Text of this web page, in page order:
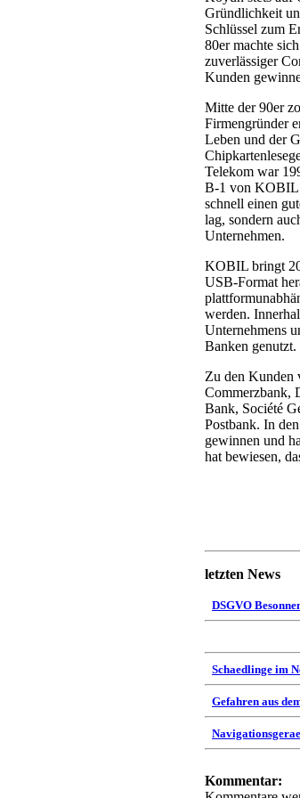
Gründlichkeit
Schlüssel zum
80er machte
zuverlässiger
Kunden
Mitte der 90er
Firmengründer
Leben und der
Telekom war
B-1 von KOBIL
schnell einen
lag, sondern
Unternehmen.
KOBIL bringt
USB-Format
werden.
Unternehmens
Banken genutzt.
Zu den Kunden
Commerzbank,
Bank, Société
Postbank. In
gewinnen und
hat bewiesen,
letzten News
DSGVO
Schaedlinge im
Gefahren aus
Kommentar: